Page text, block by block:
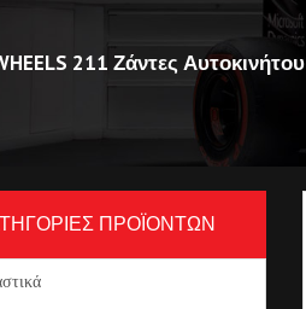
211 Ζάντες Αυτοκινήτου
ΠΡΟΪΟΝΤΩΝ